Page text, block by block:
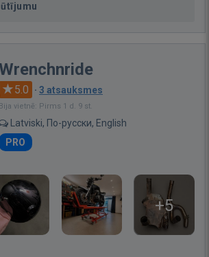
Wrenchnride
5.0 · 3 atsauksmes
Bija vietnē: Pirms 1 d. 9 st.
Latviski, По-русски, English
PRO
+5